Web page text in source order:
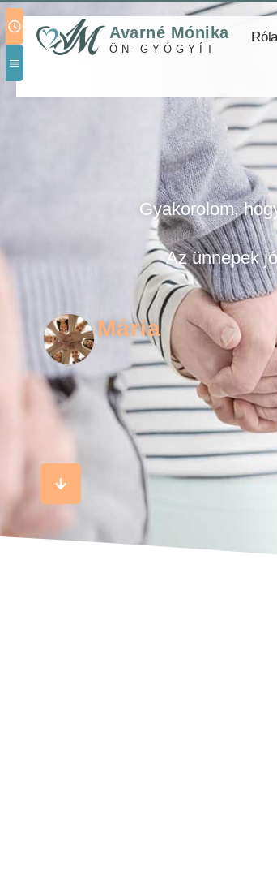
Avarné Mónika
ÖN-GYÓGYÍT
Gyakorolom,
Az ünnepek
Mária